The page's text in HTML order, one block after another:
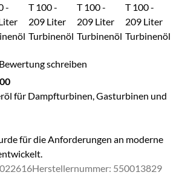
schreiben
für Dampfturbinen, Gasturbinen und
für die Anforderungen an moderne
Herstellernummer: 550013829